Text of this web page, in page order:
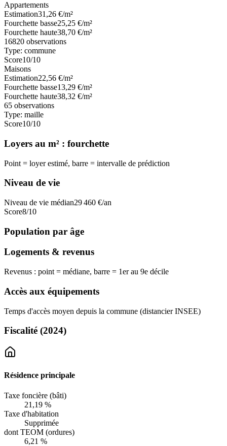
Appartements
Estimation31,26 €/m²
Fourchette basse25,25 €/m²
Fourchette haute38,70 €/m²
16820 observations
Type: commune
Score10/10
Maisons
Estimation22,56 €/m²
Fourchette basse13,29 €/m²
Fourchette haute38,32 €/m²
65 observations
Type: maille
Score10/10
Loyers au m² : fourchette
Point = loyer estimé, barre = intervalle de prédiction
Niveau de vie
Niveau de vie médian29 460 €/an
Score8/10
Population par âge
Logements & revenus
Revenus : point = médiane, barre = 1er au 9e décile
Accès aux équipements
Temps d'accès moyen depuis la commune (distancier INSEE)
Fiscalité (2024)
Résidence principale
Taxe foncière (bâti)
21,19 %
Taxe d'habitation
Supprimée
dont TEOM (ordures)
6,21 %